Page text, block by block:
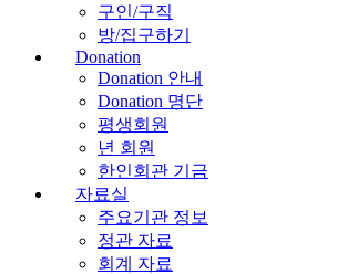
구인/구직
방/집구하기
Donation
Donation 안내
Donation 명단
평생회원
년 회원
한인회관 기금
자료실
주요기관 정보
정관 자료
회계 자료